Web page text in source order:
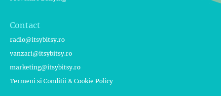
Contact
radio@itsybitsy.ro
vanzari@itsybitsy.ro
marketing@itsybitsy.ro
Termeni si Conditii & Cookie Policy